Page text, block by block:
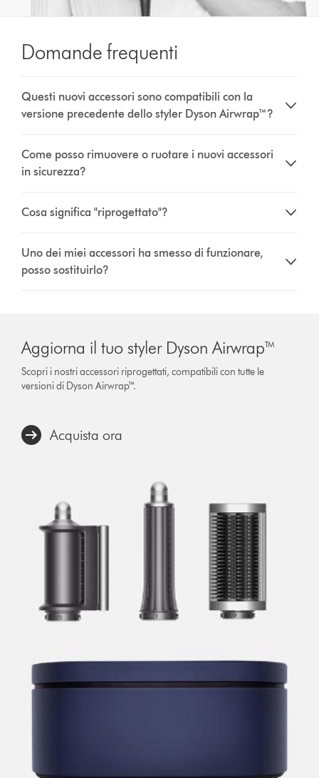
Domande frequenti
Questi nuovi accessori sono compatibili con la
versione precedente dello styler Dyson Airwrap™?
Come posso rimuovere o ruotare i nuovi accessori
in sicurezza?
Cosa significa "riprogettato"?
Uno dei miei accessori ha smesso di funzionare,
posso sostituirlo?
Aggiorna il tuo styler Dyson Airwrap™
Scopri i nostri accessori riprogettati, compatibili con tutte le
versioni di Dyson Airwrap™.
Acquista ora